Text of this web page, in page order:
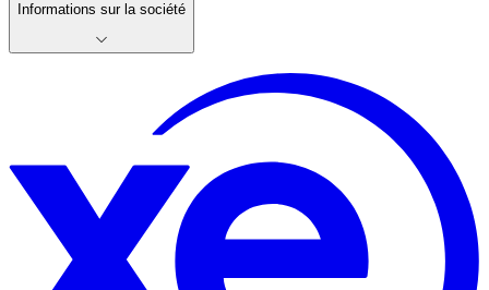
Informations sur la société